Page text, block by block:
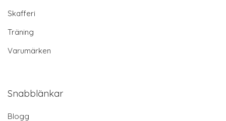
Skafferi
Träning
Varumärken
Snabblänkar
Blogg